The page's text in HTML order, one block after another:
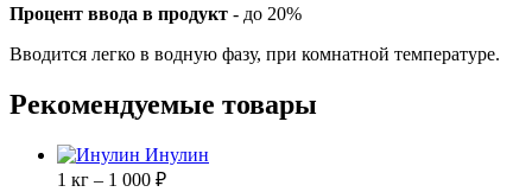
Процент ввода в продукт - до 20%
Вводится легко в водную фазу, при комнатной температуре.
Рекомендуемые товары
Инулин
1 кг – 1 000 ₽